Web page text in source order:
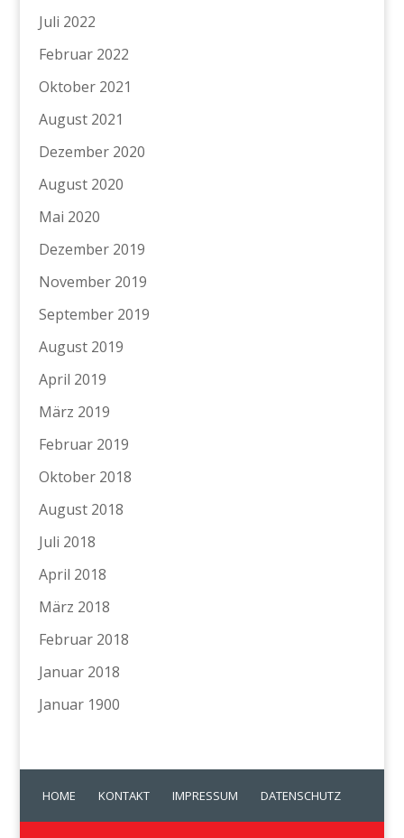
Juli 2022
Februar 2022
Oktober 2021
August 2021
Dezember 2020
August 2020
Mai 2020
Dezember 2019
November 2019
September 2019
August 2019
April 2019
März 2019
Februar 2019
Oktober 2018
August 2018
Juli 2018
April 2018
März 2018
Februar 2018
Januar 2018
Januar 1900
HOME KONTAKT IMPRESSUM DATENSCHUTZ